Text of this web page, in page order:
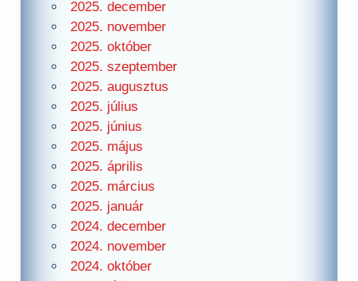
2025. december
2025. november
2025. október
2025. szeptember
2025. augusztus
2025. július
2025. június
2025. május
2025. április
2025. március
2025. január
2024. december
2024. november
2024. október